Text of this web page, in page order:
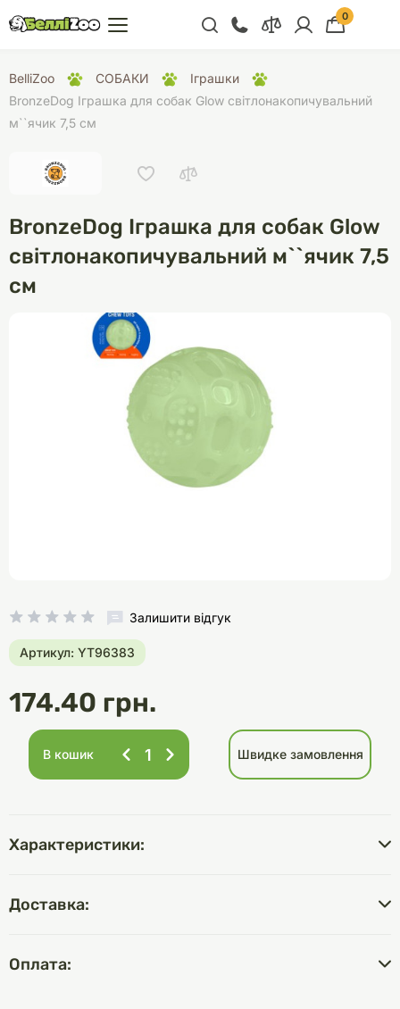
+38 (068) 300 91 91
Відділ продажу
+38 (068) 479 28
0
BelliZoo СОБАКИ
Іграшки
BronzeDog Іграшка для собак Glow світлонакопичувальний
м``ячик 7,5 см
BronzeDog Іграшка для собак Glow
світлонакопичувальний м``ячик 7,5
см
Залишити відгук
Артикул: YT96383
174.40 грн.
В кошик Швидке замовлення
Характеристики:
Доставка:
Оплата: